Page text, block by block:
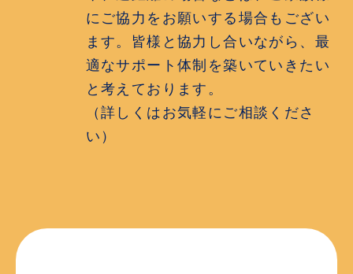
にご協力をお願いする場合もござい
ます。皆様と協力し合いながら、最
適なサポート体制を築いていきたい
と考えております。
（詳しくはお気軽にご相談くださ
い）